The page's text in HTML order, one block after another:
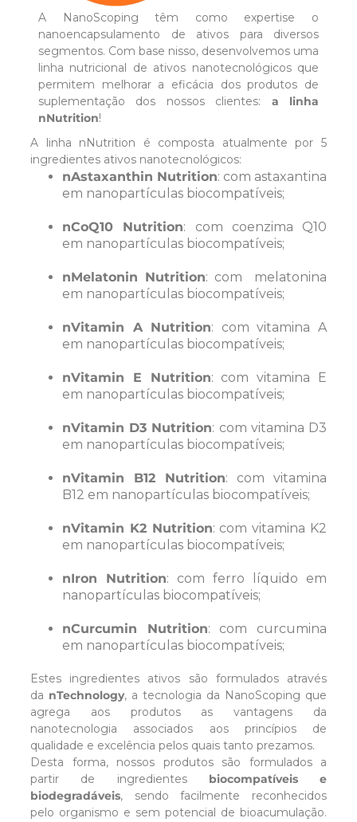
A NanoScoping têm como expertise o
nanoencapsulamento de ativos para diversos
segmentos. Com base nisso, desenvolvemos uma
linha nutricional de ativos nanotecnológicos que
permitem melhorar a eficácia dos produtos de
suplementação dos nossos clientes: a linha
nNutrition!
A linha nNutrition é composta atualmente por 5
ingredientes ativos nanotecnológicos:
nAstaxanthin Nutrition: com astaxantina
em nanopartículas biocompatíveis;
nCoQ10 Nutrition: com coenzima Q10
em nanopartículas biocompatíveis;
nMelatonin Nutrition: com melatonina
em nanopartículas biocompatíveis;
nVitamin A Nutrition: com vitamina A
em nanopartículas biocompatíveis;
nVitamin E Nutrition: com vitamina E
em nanopartículas biocompatíveis;
nVitamin D3 Nutrition: com vitamina D3
em nanopartículas biocompatíveis;
nVitamin B12 Nutrition: com vitamina
B12 em nanopartículas biocompatíveis;
nVitamin K2 Nutrition: com vitamina K2
em nanopartículas biocompatíveis;
nIron Nutrition: com ferro líquido em
nanopartículas biocompatíveis;
nCurcumin Nutrition: com curcumina
em nanopartículas biocompatíveis;
Estes ingredientes ativos são formulados através
da nTechnology, a tecnologia da NanoScoping que
agrega aos produtos as vantagens da
nanotecnologia associados aos princípios de
qualidade e excelência pelos quais tanto prezamos.
Desta forma, nossos produtos são formulados a
partir de ingredientes biocompatíveis e
biodegradáveis, sendo facilmente reconhecidos
pelo organismo e sem potencial de bioacumulação.